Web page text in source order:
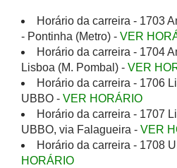
Horário da carreira - 1703
- Pontinha (Metro) - VER
Horário da carreira - 1704
Lisboa (M. Pombal) - VER
Horário da carreira - 1706
UBBO - VER HORÁRIO
Horário da carreira - 1707
UBBO, via Falagueira - VER
Horário da carreira - 1708
HORÁRIO